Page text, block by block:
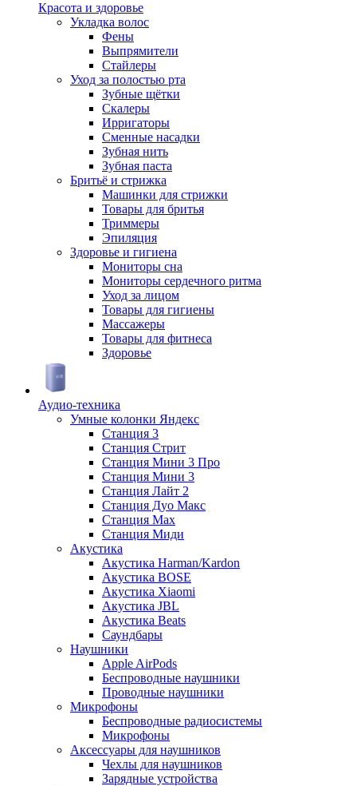
Красота и здоровье
Укладка волос
Фены
Выпрямители
Стайлеры
Уход за полостью рта
Зубные щётки
Скалеры
Ирригаторы
Сменные насадки
Зубная нить
Зубная паста
Бритьё и стрижка
Машинки для стрижки
Товары для бритья
Триммеры
Эпиляция
Здоровье и гигиена
Мониторы сна
Мониторы сердечного ритма
Уход за лицом
Товары для гигиены
Массажеры
Товары для фитнеса
Здоровье
Аудио-техника
Умные колонки Яндекс
Станция 3
Станция Стрит
Станция Мини 3 Про
Станция Мини 3
Станция Лайт 2
Станция Дуо Макс
Станция Max
Станция Миди
Акустика
Акустика Harman/Kardon
Акустика BOSE
Акустика Xiaomi
Акустика JBL
Акустика Beats
Саундбары
Наушники
Apple AirPods
Беспроводные наушники
Проводные наушники
Микрофоны
Беспроводные радиосистемы
Микрофоны
Аксессуары для наушников
Чехлы для наушников
Зарядные устройства